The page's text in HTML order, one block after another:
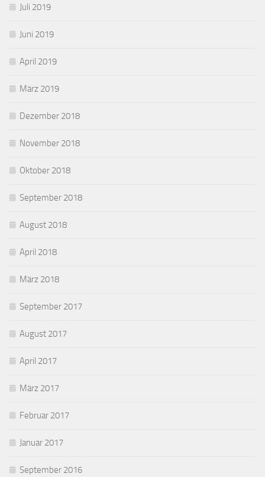
Juli 2019
Juni 2019
April 2019
März 2019
Dezember 2018
November 2018
Oktober 2018
September 2018
August 2018
April 2018
März 2018
September 2017
August 2017
April 2017
März 2017
Februar 2017
Januar 2017
September 2016